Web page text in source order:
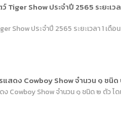
คำแถลงทิศทาง
หน่วยงานในสังกัด
แผนการประเมินความเสี่ยงการทุจ
ประมวลจริยธรรมองค์กร
ข้อบังคับ
ระเบียบสำนักงาน
รายงานผลการเผยแพร่ข้อมูลต่อส
คู่มือหรือแนวทางการให้บริการสำ
การดำเนินการตามนโยบายและแผน
รายงานผลการบริหารและพัฒนา
กร พ.ศ. 2569
(MOU)Show ประจำปี 2565 ระยะเ
Show ประจำปี 2565 ระยะเวลา 1 เดื
สดง Cowboy Show จำนวน ๑ ชนิด
Cowboy Show จำนวน ๑ ชนิด ๒ ตัว โดย